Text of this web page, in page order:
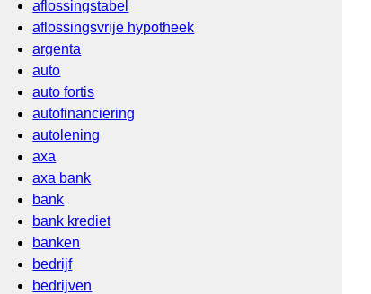
aflossingstabel
aflossingsvrije hypotheek
argenta
auto
auto fortis
autofinanciering
autolening
axa
axa bank
bank
bank krediet
banken
bedrijf
bedrijven